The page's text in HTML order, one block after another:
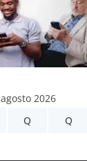
agosto 2026
Q Q